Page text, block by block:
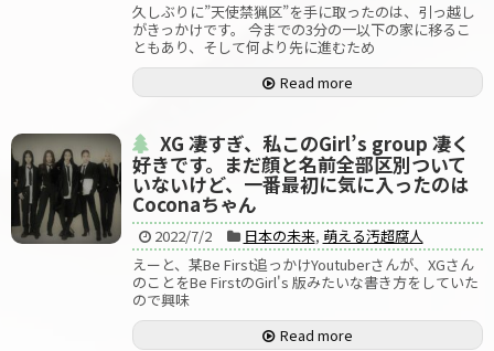
久しぶりに”天使禁猟区”を手に取ったのは、引っ越し
がきっかけです。 今までの3分の一以下の家に移るこ
ともあり、そして何より先に進むため
Read more
XG 凄すぎ、私このGirl’s group 凄く
好きです。まだ顔と名前全部区別ついて
いないけど、一番最初に気に入ったのは
Coconaちゃん
2022/7/2 日本の未来, 萌える汚超腐人
えーと、某Be First追っかけYoutuberさんが、XGさん
のことをBe FirstのGirl's 版みたいな書き方をしていた
ので興味
Read more